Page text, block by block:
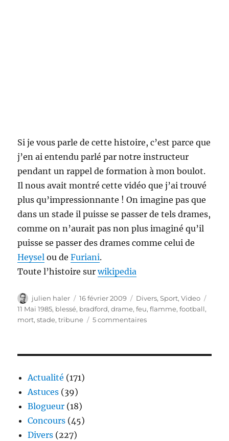
Si je vous parle de cette histoire, c’est parce que
j’en ai entendu parlé par notre instructeur
pendant un rappel de formation à mon boulot.
Il nous avait montré cette vidéo que j’ai trouvé
plus qu’impressionnante ! On imagine pas que
dans un stade il puisse se passer de tels drames,
comme on n’aurait pas non plus imaginé qu’il
puisse se passer des drames comme celui de
Heysel ou deFuriani.
Toute l’histoire surwikipedia
Auteur
julien haler
Publié
le
16 février 2009 Catégories
Divers,Sport,Video
11 Mai 1985, blessé, bradford,drame,feu,flamme,football,
mort,stade,tribune 5 commentairessur
Actualité (171)
Astuces (39)
Blogueur (18)
Concours (45)
Divers (227)